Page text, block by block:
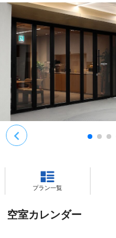
プラン一覧
空室カレンダー